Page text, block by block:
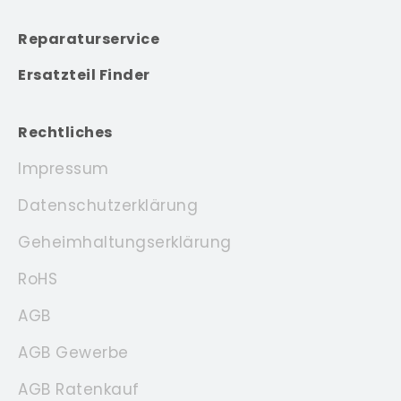
Reparaturservice
Ersatzteil Finder
Rechtliches
Impressum
Datenschutzerklärung
Geheimhaltungserklärung
RoHS
AGB
AGB Gewerbe
AGB Ratenkauf